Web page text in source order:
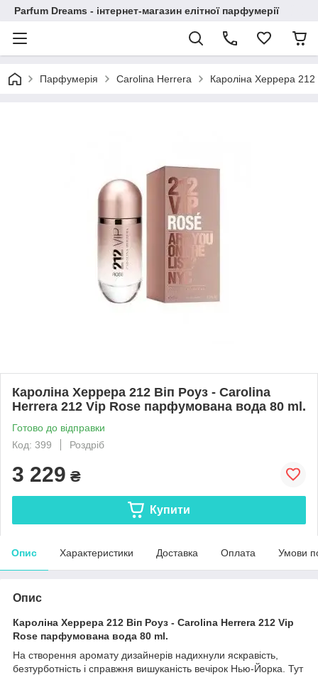
Parfum Dreams - інтернет-магазин елітної парфумерії
Парфумерія Carolina Herrera Кароліна Херрера
Кароліна Херрера 212 Віп Роуз - Carolina
Herrera 212 Vip Rose парфумована вода 80 ml.
Готово до відправки
Код: 399
Роздріб
3 229 ₴
Купити
Опис Характеристики Доставка Оплата Умови
Опис
Кароліна Херрера 212 Віп Роуз - Carolina Herrera 212 Vip
Rose парфумована вода 80 ml.
На створення аромату дизайнерів надихнули яскравість,
безтурботність і справжня вишуканість вечірок Нью-Йорка. Тут